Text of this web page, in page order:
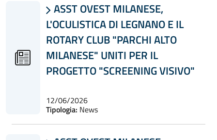
 ASST OVEST MILANESE,
L'OCULISTICA DI LEGNANO E IL
ROTARY CLUB "PARCHI ALTO
MILANESE" UNITI PER IL
PROGETTO "SCREENING VISIVO"
12/06/2026
Tipologia: News